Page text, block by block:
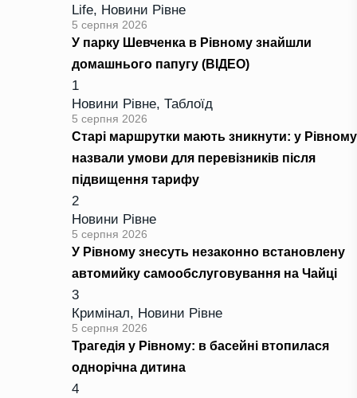
Life, Новини Рівне
5 серпня 2026
У парку Шевченка в Рівному знайшли
домашнього папугу (ВІДЕО)
1
Новини Рівне, Таблоїд
5 серпня 2026
Старі маршрутки мають зникнути: у Рівному
назвали умови для перевізників після
підвищення тарифу
2
Новини Рівне
5 серпня 2026
У Рівному знесуть незаконно встановлену
автомийку самообслуговування на Чайці
3
Кримінал, Новини Рівне
5 серпня 2026
Трагедія у Рівному: в басейні втопилася
однорічна дитина
4